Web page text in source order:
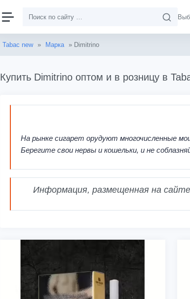
Tabac new » Марка » Dimitrino
Купить Dimitrino оптом и в розницу в
На рынке сигарет орудуют многочисленные
Берегите свои нервы и кошельки, и не
Информация, размещенная на